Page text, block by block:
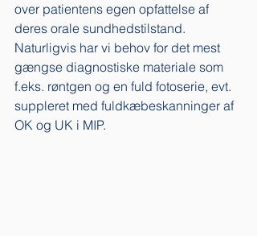
over patientens egen opfattelse af
deres orale sundhedstilstand.
Naturligvis har vi behov for det mest
gængse diagnostiske materiale som
f.eks. røntgen og en fuld fotoserie, evt.
suppleret med fuldkæbeskanninger af
OK og UK i MIP.